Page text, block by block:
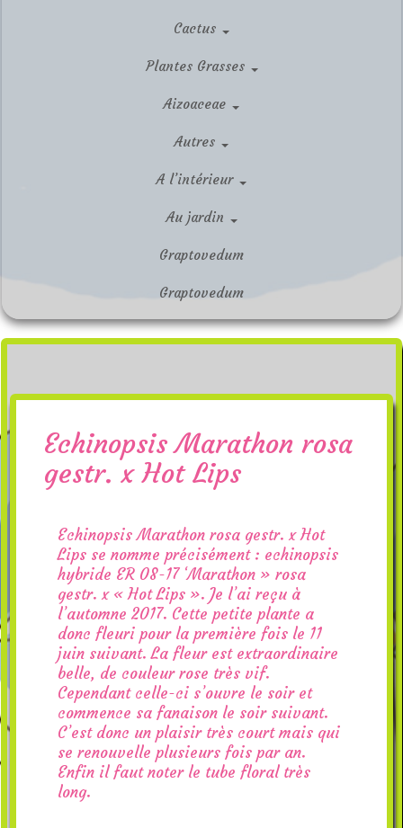
Cactus
Plantes Grasses
Aizoaceae
Autres
A l’intérieur
Au jardin
Graptovedum
Graptovedum
Echinopsis Marathon rosa
gestr. x Hot Lips
Echinopsis Marathon rosa gestr. x Hot
Lips se nomme précisément : echinopsis
hybride ER 08-17 ‘Marathon » rosa
gestr. x « Hot Lips ». Je l’ai reçu à
l’automne 2017. Cette petite plante a
donc fleuri pour la première fois le 11
juin suivant. La fleur est extraordinaire
belle, de couleur rose très vif.
Cependant celle-ci s’ouvre le soir et
commence sa fanaison le soir suivant.
C’est donc un plaisir très court mais qui
se renouvelle plusieurs fois par an.
Enfin il faut noter le tube floral très
long.